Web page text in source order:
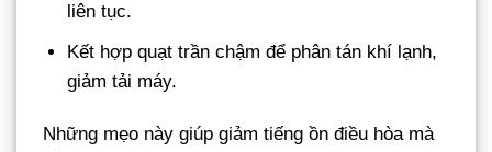
liên tục.
Kết hợp quạt trần chậm để phân tán khí lạnh,
giảm tải máy.
Những mẹo này giúp giảm tiếng ồn điều hòa mà